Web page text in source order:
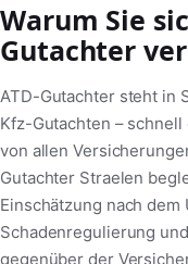
Warum Sie
Gutachter
ATD-Gutachter steht in
Kfz-Gutachten –
von allen
Gutachter Straelen
Einschätzung nach
Schadenregulierung
gegenüber der